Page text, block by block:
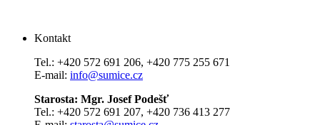
Kontakt
Tel.: +420 572 691 206, +420 775 255 671
E-mail: info@sumice.cz
Starosta: Mgr. Josef Podešť
Tel.: +420 572 691 207, +420 736 413 277